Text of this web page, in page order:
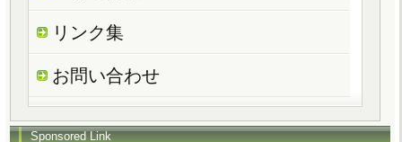
リンク集
お問い合わせ
Sponsored Link